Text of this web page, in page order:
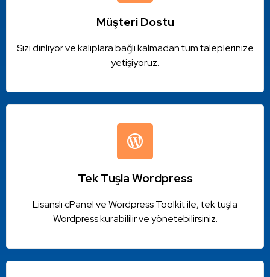
Müşteri Dostu
Sizi dinliyor ve kalıplara bağlı kalmadan tüm taleplerinize
yetişiyoruz.
Tek Tuşla Wordpress
Lisanslı cPanel ve Wordpress Toolkit ile, tek tuşla
Wordpress kurabililir ve yönetebilirsiniz.